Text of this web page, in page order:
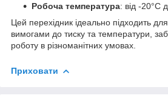
Робоча температура: від -20°C
Цей перехідник ідеально підходить
вимогами до тиску та температури,
роботу в різноманітних умовах.
Приховати